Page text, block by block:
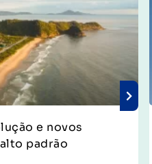
e novos
padrão